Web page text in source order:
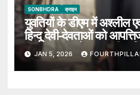
SONBHDRA क्राइम
युवतियों के डीएम में अश्लील
हिन्दू देवी-देवताओं को
करना युवक को पड़ा भारी,
JAN 5, 2026